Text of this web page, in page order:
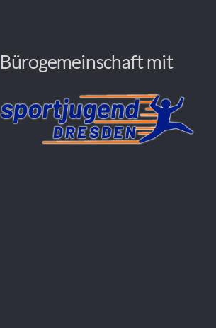
Bürogemeinschaft mit